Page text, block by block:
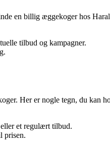
en billig æggekoger hos
tilbud og kampagner.
Her er nogle tegn, du kan
et regulært tilbud.
prisen.